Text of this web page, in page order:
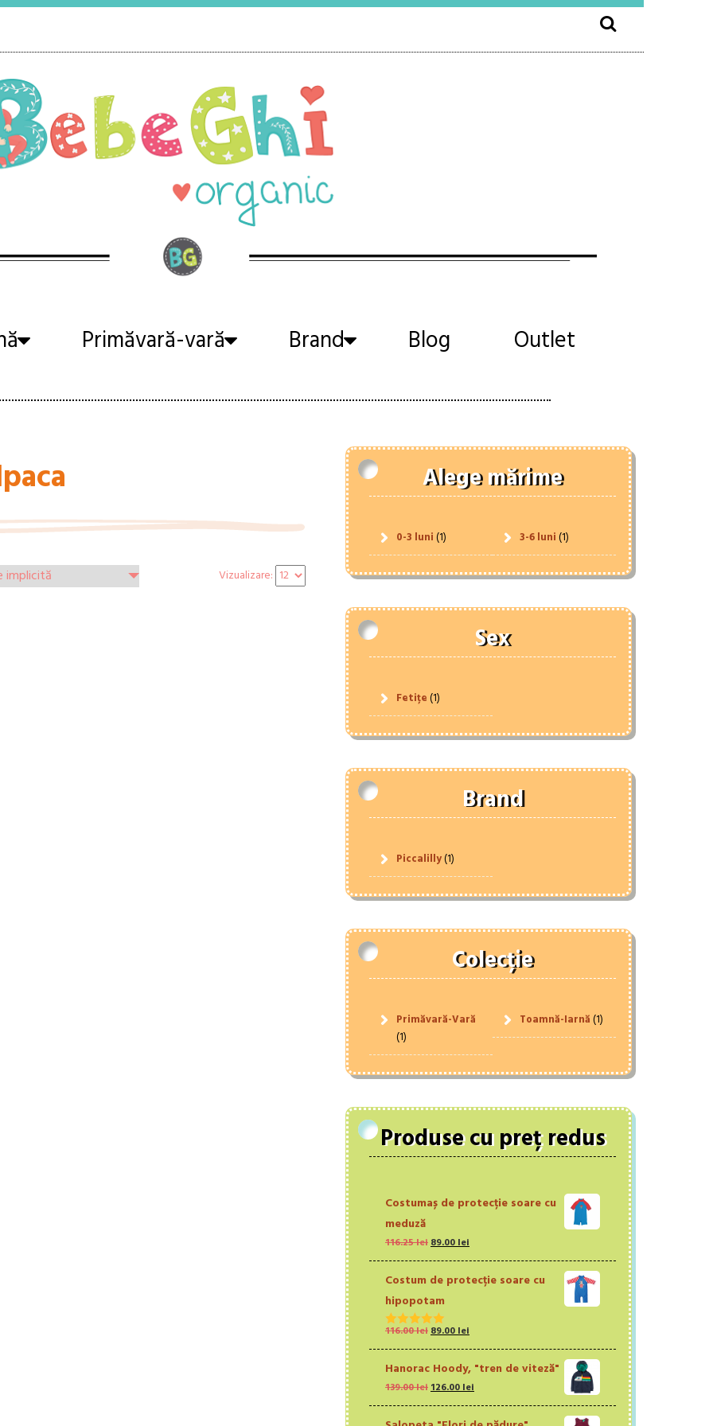
Primăvară-vară Brand Blog Outlet
Vizualizare:
Alege mărime
0-3 luni(1) 3-6 luni(1)
Sex
Fetițe(1)
Brand
Piccalilly(1)
Colecție
Primăvară-Vară
(1)
Toamnă-Iarnă(1)
Produse cu preț redus
Costumaș de protecție soare cu
meduză
116.25leiPrețul
inițial
a
fost:
116.25 lei.
89.00leiPrețul
curent
este:
89.00 lei.
Costum de protecție soare cu
hipopotam
Evaluat la
116.00leiPrețul
inițial
a
fost:
116.00 lei.
89.00leiPrețul
curent
este:
89.00 lei.
Hanorac Hoody, "tren de viteză"
139.00leiPrețul
inițial
a
126.00leiPrețul
curent
este: